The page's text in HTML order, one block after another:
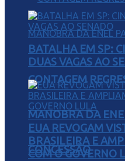
CONTAGEM
MANOBRA DA
CONCESSÃO
BATALHA EM SP:
DUAS VAGAS AO
EUA REVOGAM
BRASILEIRA E
COM O GOVERNO